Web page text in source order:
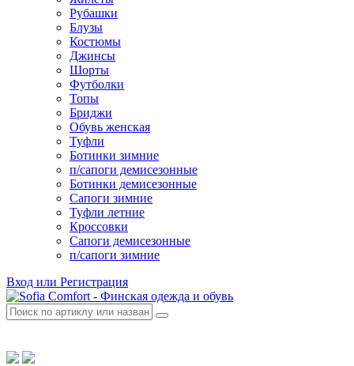
Рубашки
Блузы
Костюмы
Джинсы
Шорты
Футболки
Топы
Бриджи
Обувь женская
Туфли
Ботинки зимние
п/сапоги демисезонные
Ботинки демисезонные
Сапоги зимние
Туфли летние
Кроссовки
Сапоги демисезонные
п/сапоги зимние
Вход или Регистрация